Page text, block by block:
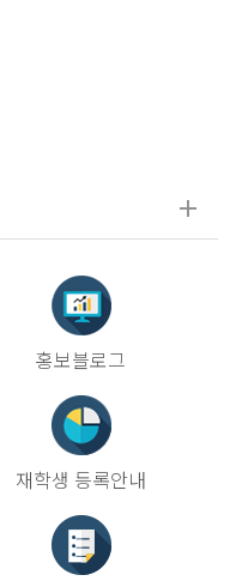
홍보블로그
재학생 등록안내